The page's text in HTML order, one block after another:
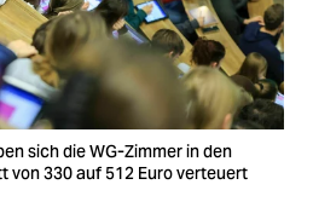
sich die WG-Zimmer in den
von 330 auf 512 Euro verteuert